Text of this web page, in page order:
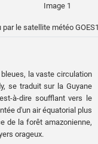
Image 1
par le satellite météo
la vaste circulation
se traduit sur la Guyane
à-dire soufflant vers le
d'un air équatorial plus
de la forêt amazonienne,
orageux.